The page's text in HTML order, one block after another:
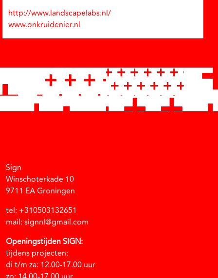
http://www.landscapelabs.nl/
www.onkruidenier.nl
Sign
Winschoterkade 10
9711 EA Groningen
tel: +310503132651
mail: signnl@gmail.com
Openingstijden SIGN:
tijdens projecten:
di t/m za: 12.00-17.00 uur